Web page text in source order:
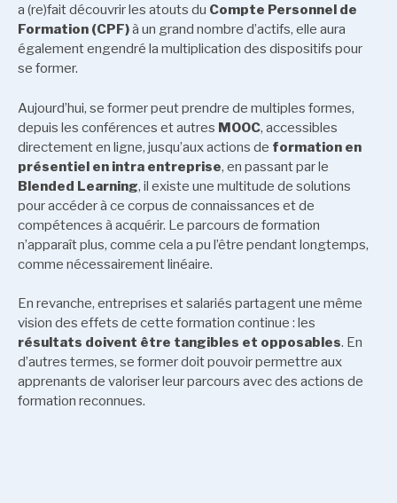
a (re)fait découvrir les atouts du Compte Personnel de
Formation (CPF)à un grand nombre d’actifs, elle aura
également engendré la multiplication des dispositifs pour
se former.
Aujourd’hui, se former peut prendre de multiples formes,
depuis les conférences et autres MOOC, accessibles
directement en ligne, jusqu’aux actions de formation en
présentiel en intra entreprise, en passant par le
Blended Learning, il existe une multitude de solutions
pour accéder à ce corpus de connaissances et de
compétences à acquérir. Le parcours de formation
n’apparaît plus, comme cela a pu l’être pendant longtemps,
comme nécessairement linéaire.
En revanche, entreprises et salariés partagent une même
vision des effets de cette formation continue : les
résultats doivent être tangibles et opposables. En
d’autres termes, se former doit pouvoir permettre aux
apprenants de valoriser leur parcours avec des actions de
formation reconnues.